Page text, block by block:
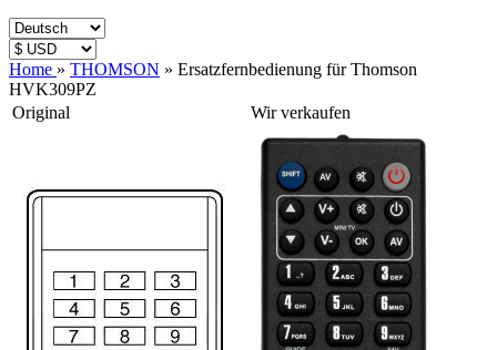
Home » THOMSON » Ersatzfernbedienung für Thomson
HVK309PZ
Original
Wir verkaufen